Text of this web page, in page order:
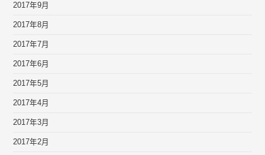
2017年9月
2017年8月
2017年7月
2017年6月
2017年5月
2017年4月
2017年3月
2017年2月